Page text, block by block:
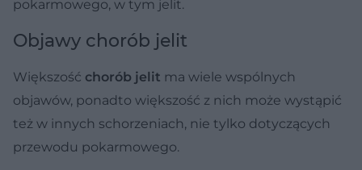
pokarmowego, w tym jelit.
Objawy chorób jelit
Większość chorób jelit ma wiele wspólnych
objawów, ponadto większość z nich może wystąpić
też w innych schorzeniach, nie tylko dotyczących
przewodu pokarmowego.